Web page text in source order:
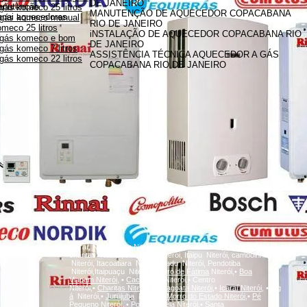
komeco 25 litros
komeco manual
25 litros
komeco e bom
komeco 7 litros
komeco 22 litros
DE JANEIRO
MANUTENÇÃO DE AQUECEDOR COPACABANA
RIO DE JANEIRO
iNSTALAÇÃO DE AQUECEDOR COPACABANA RIO
DE JANEIRO
ASSISTÊNCIA TÉCNICA AQUECEDOR A GÁS
COPACABANA RIO DE JANEIRO
aquecedores
Icaraí, Niterói, ingaNiterói, Santa Rosa Niterói, Centro Niterói,
charitas Niterói, Fonseca Niterói, Itaipu Niterói, camboinhas
Niterói, Itacoatiara Niterói, Badu Niterói, Pendotiba
Niterói,Itaipuaçu Niterói,
Bairro de Fátima Niterói,• Boa
Viagem Niterói, • Cachoeiras
Niterói,• Centro
Niterói,• Charitas Niterói, Gragoatá Niterói, • IcaraíNiterói, •
Ing
á Niterói,• Jurujuba Niterói,• Morro do Estado Niterói, • Pé
Pequeno Niterói,• Ponta d'AreiaNiterói, • Santa